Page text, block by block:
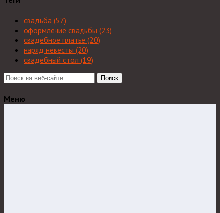
свадьба (57)
оформление свадьбы (23)
свадебное платье (20)
наряд невесты (20)
свадебный стол (19)
Поиск
Меню